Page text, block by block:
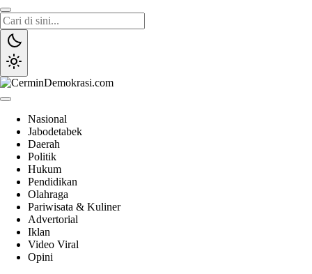
Lewati
ke
konten
Nasional
Jabodetabek
Daerah
Politik
Hukum
Pendidikan
Olahraga
Pariwisata & Kuliner
Advertorial
Iklan
Video Viral
Opini